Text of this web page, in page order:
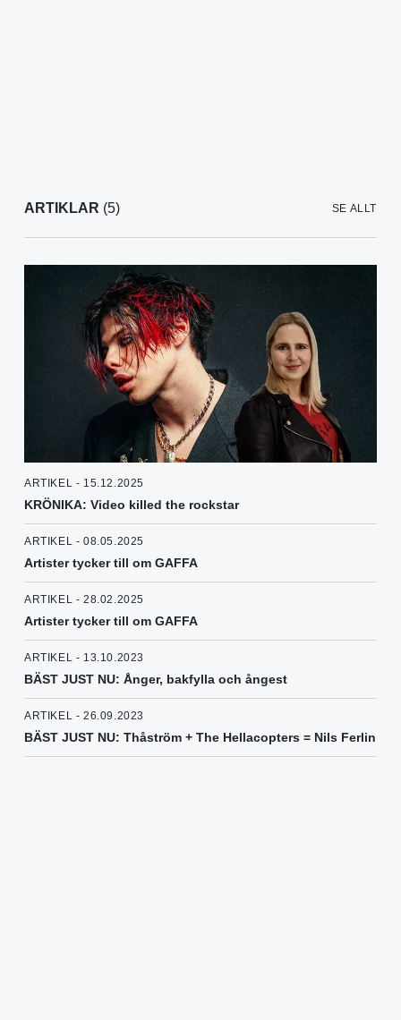
ARTIKLAR (5) SE ALLT
ARTIKEL - 15.12.2025
KRÖNIKA: Video killed the rockstar
ARTIKEL - 08.05.2025
Artister tycker till om GAFFA
ARTIKEL - 28.02.2025
Artister tycker till om GAFFA
ARTIKEL - 13.10.2023
BÄST JUST NU: Ånger, bakfylla och ångest
ARTIKEL - 26.09.2023
BÄST JUST NU: Thåström + The Hellacopters = Nils Ferlin